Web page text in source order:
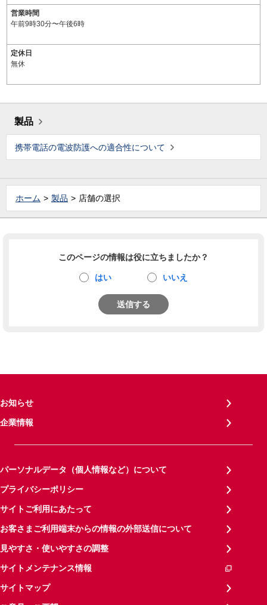
営業時間
午前9時30分〜午後6時
定休日
無休
製品
携帯電話の電波防護への適合性について
ホーム 製品 店舗の選択
このページの情報は役に立ちましたか？
はい いいえ
送信する
お知らせ
企業情報
パーソナルデータ（個人情報など）について
プライバシーポリシー
サイトご利用にあたって
お客さまご利用端末からの情報の外部送信について
見やすさ・使いやすさの調整
サイトメンテナンス情報
サイトマップ